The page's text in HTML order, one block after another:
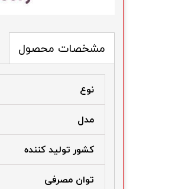
مشخصات محصول
نوع
مدل
کشور تولید کننده
توان مصرفی